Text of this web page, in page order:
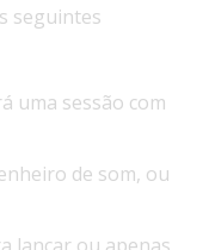
seguintes
uma sessão com
de som, ou